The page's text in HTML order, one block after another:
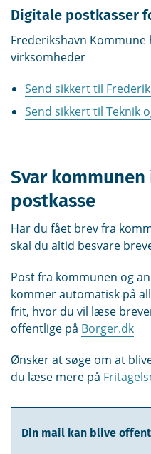
Digitale postkasser
Frederikshavn
virksomheder
Send sikkert til
Send sikkert til Teknik
Svar
postkasse
Har du fået brev fra
skal du altid besvare
Post fra kommunen og
kommer automatisk på
frit, hvor du vil læse
offentlige på Borger.dk
Ønsker at søge om at
du læse mere på
Din mail kan blive